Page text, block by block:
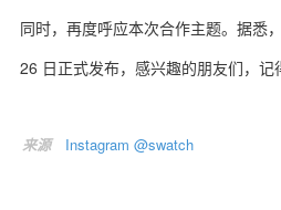
同时，再度呼应本次合作主题。据悉
26 日正式发布，感兴趣的朋友们，记
来源 Instagram @swatch